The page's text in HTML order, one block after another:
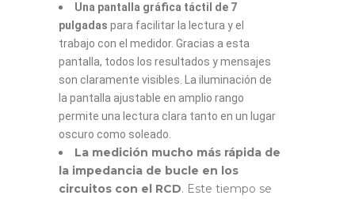
Una pantalla gráfica táctil de 7
pulgadas para facilitar la lectura y el
trabajo con el medidor. Gracias a esta
pantalla, todos los resultados y mensajes
son claramente visibles. La iluminación de
la pantalla ajustable en amplio rango
permite una lectura clara tanto en un lugar
oscuro como soleado.
La medición mucho más rápida de
la impedancia de bucle en los
circuitos con el RCD. Este tiempo se